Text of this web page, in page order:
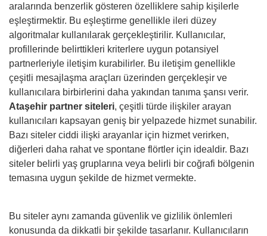
aralarında benzerlik gösteren özelliklere sahip kişilerle
eşleştirmektir. Bu eşleştirme genellikle ileri düzey
algoritmalar kullanılarak gerçekleştirilir. Kullanıcılar,
profillerinde belirttikleri kriterlere uygun potansiyel
partnerleriyle iletişim kurabilirler. Bu iletişim genellikle
çeşitli mesajlaşma araçları üzerinden gerçekleşir ve
kullanıcılara birbirlerini daha yakından tanıma şansı verir.
Ataşehir partner siteleri, çeşitli türde ilişkiler arayan
kullanıcıları kapsayan geniş bir yelpazede hizmet sunabilir.
Bazı siteler ciddi ilişki arayanlar için hizmet verirken,
diğerleri daha rahat ve spontane flörtler için idealdir. Bazı
siteler belirli yaş gruplarına veya belirli bir coğrafi bölgenin
temasına uygun şekilde de hizmet vermekte.
Bu siteler aynı zamanda güvenlik ve gizlilik önlemleri
konusunda da dikkatli bir şekilde tasarlanır. Kullanıcıların